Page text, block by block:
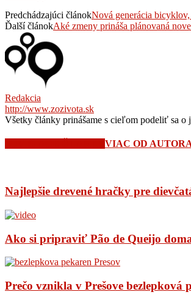
Predchádzajúci článokNová generácia
Ďalší článokAké zmeny prináša plánovaná
Redakcia
http://www.zozivota.sk
Všetky články prinášame s cieľom podeliť sa o
VIAC OD
Najlepšie drevené hračky pre
Ako si pripraviť Pão de Queijo
Prečo vznikla v Prešove bezlepková